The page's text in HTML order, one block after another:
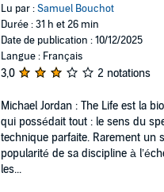
Lu par :Samuel Bouchot
Durée : 31 h et 26 min
Date de publication : 10/12/2025
Langue : Français
3,0 2 notations
Michael Jordan : The Life est la
qui possédait tout : le sens du
technique parfaite. Rarement un
popularité de sa discipline à
les...